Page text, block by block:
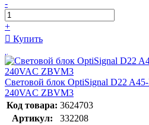
-
+
Купить
Световой блок OptiSignal D22
240VAC ZBVM3
Код товара: 3624703
Артикул:
332208